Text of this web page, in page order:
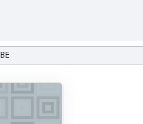
– biologie